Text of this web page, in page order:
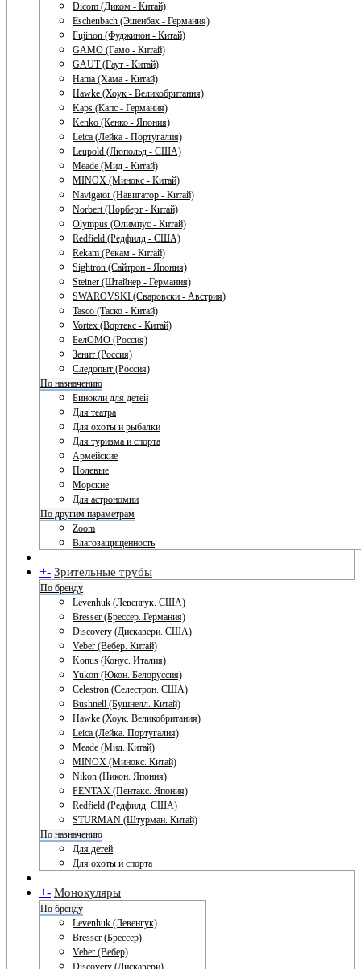
Dicom (Диком - Китай)
Eschenbach (Эшенбах - Германия)
Fujinon (Фуджинон - Китай)
GAMO (Гамо - Китай)
GAUT (Гаут - Китай)
Hama (Хама - Китай)
Hawke (Хоук - Великобритания)
Kaps (Капс - Германия)
Kenko (Кенко - Япония)
Leica (Лейка - Португалия)
Leupold (Люпольд - США)
Meade (Мид - Китай)
MINOX (Минокс - Китай)
Navigator (Навигатор - Китай)
Norbert (Норберт - Китай)
Olympus (Олимпус - Китай)
Redfield (Редфилд - США)
Rekam (Рекам - Китай)
Sightron (Сайтрон - Япония)
Steiner (Штайнер - Германия)
SWAROVSKI (Сваровски - Австрия)
Tasco (Таско - Китай)
Vortex (Вортекс - Китай)
БелОМО (Россия)
Зенит (Россия)
Следопыт (Россия)
По назначению
Бинокли для детей
Для театра
Для охоты и рыбалки
Для туризма и спорта
Армейские
Полевые
Морские
Для астрономии
По другим параметрам
Zoom
Влагозащищенность
+- Зрительные трубы
По бренду
Levenhuk (Левенгук. США)
Bresser (Брессер. Германия)
Discovery (Дискавери. США)
Veber (Вебер. Китай)
Konus (Конус. Италия)
Yukon (Юкон. Белоруссия)
Celestron (Селестрон. США)
Bushnell (Бушнелл. Китай)
Hawke (Хоук. Великобритания)
Leica (Лейка. Португалия)
Meade (Мид. Китай)
MINOX (Минокс. Китай)
Nikon (Никон. Япония)
PENTAX (Пентакс. Япония)
Redfield (Редфилд. США)
STURMAN (Штурман. Китай)
По назначению
Для детей
Для охоты и спорта
+- Монокуляры
По бренду
Levenhuk (Левенгук)
Bresser (Брессер)
Veber (Вебер)
Discovery (Дискавери)